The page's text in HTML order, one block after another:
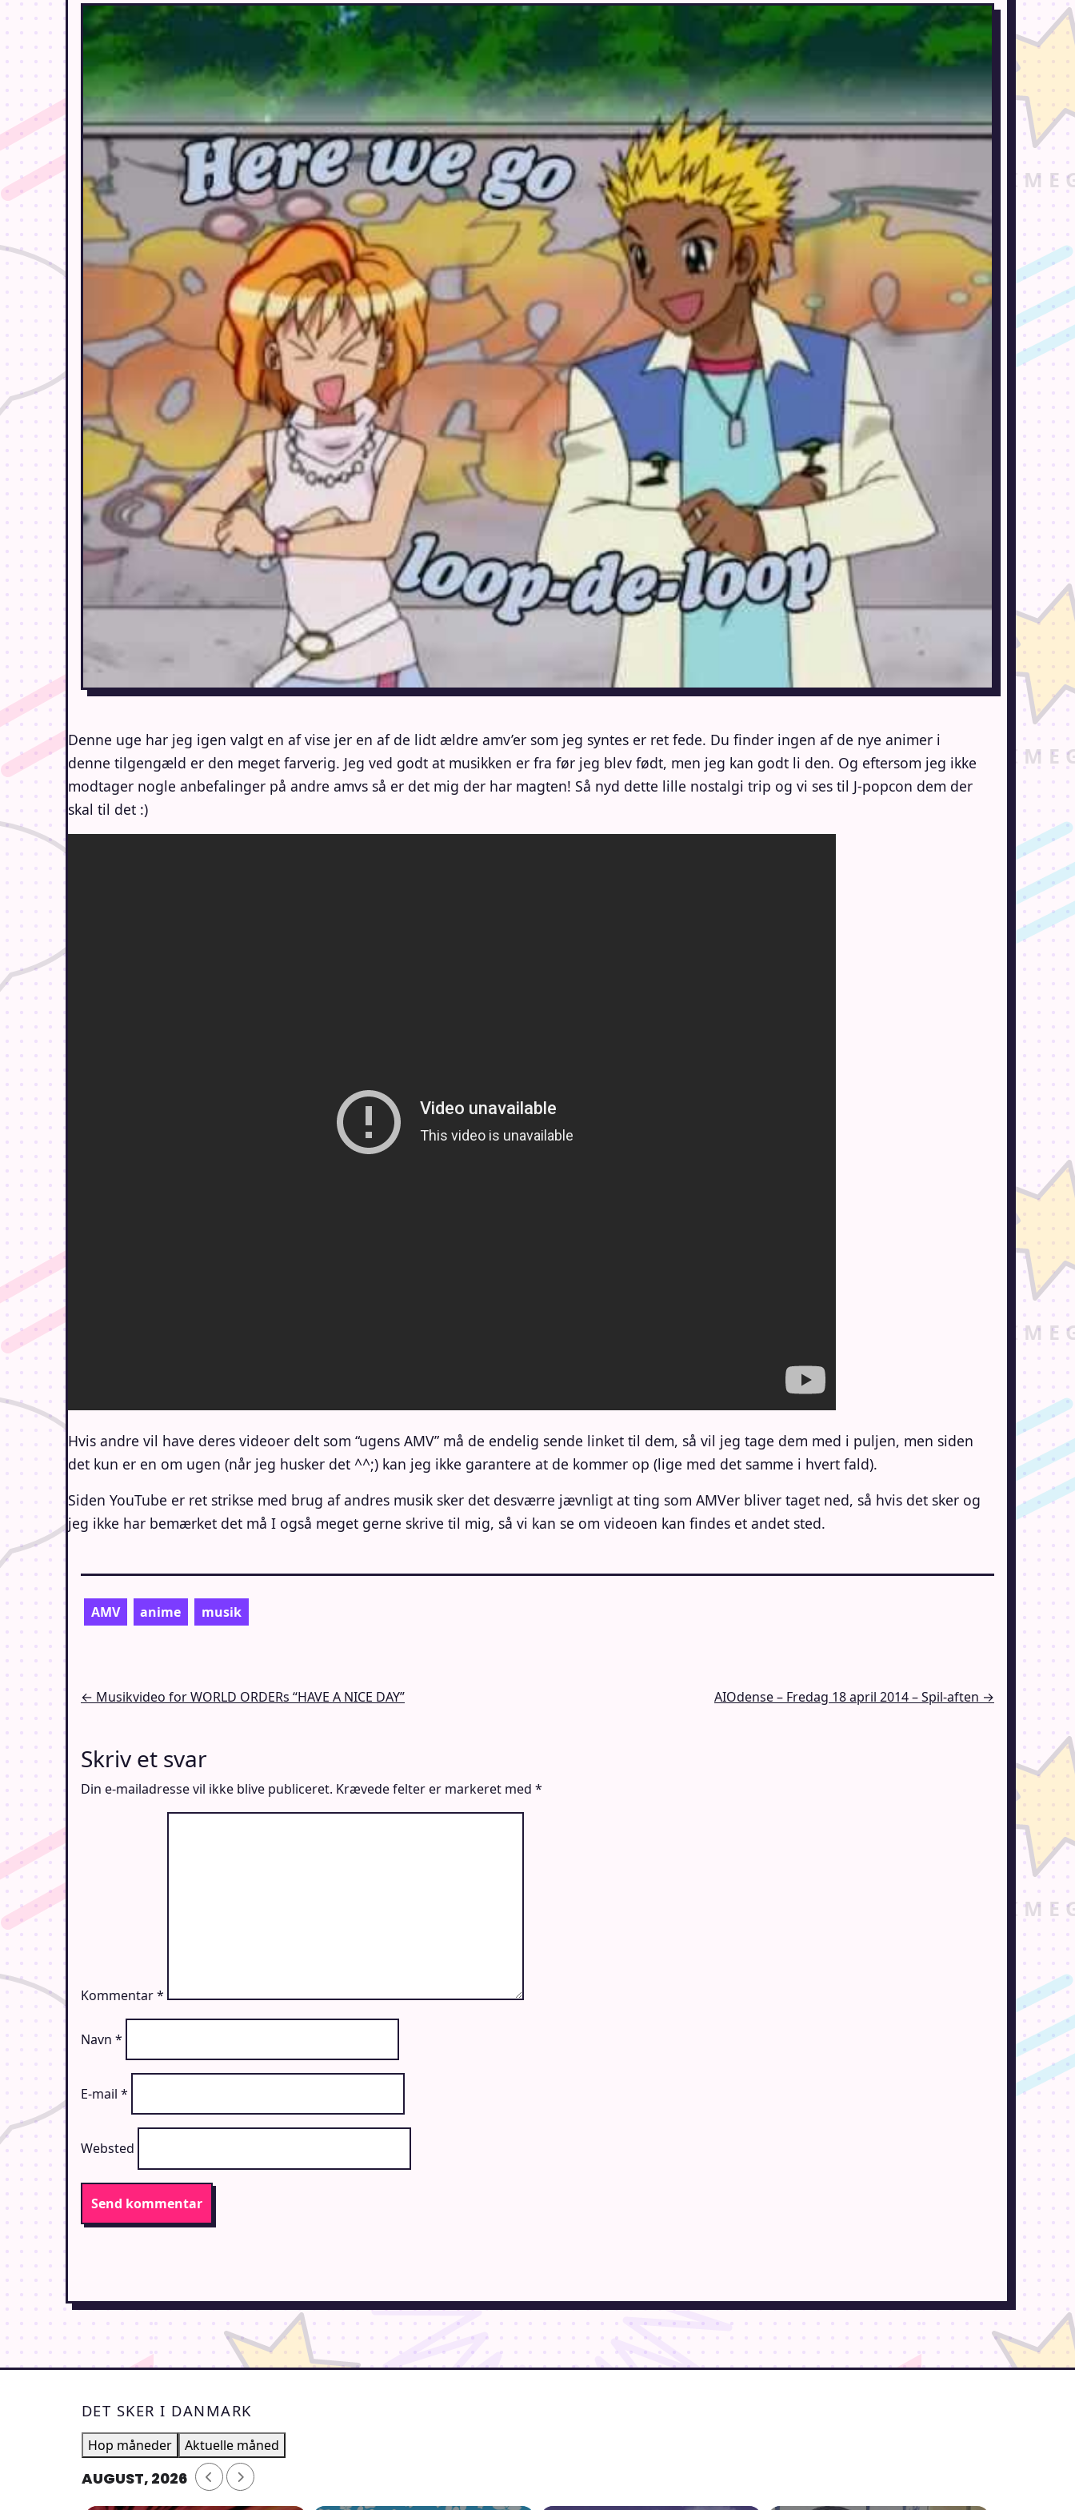
Denne uge har jeg igen valgt en af vise jer en af de lidt ældre amv’er som jeg syntes er ret fede. Du finder ingen af de nye animer i
denne tilgengæld er den meget farverig. Jeg ved godt at musikken er fra før jeg blev født, men jeg kan godt li den. Og eftersom jeg ikke
modtager nogle anbefalinger på andre amvs så er det mig der har magten! Så nyd dette lille nostalgi trip og vi ses til J-popcon dem der
skal til det :)
Hvis andre vil have deres videoer delt som “ugens AMV” må de endelig sende linket til dem, så vil jeg tage dem med i puljen, men siden
det kun er en om ugen (når jeg husker det ^^;) kan jeg ikke garantere at de kommer op (lige med det samme i hvert fald).
Siden YouTube er ret strikse med brug af andres musik sker det desværre jævnligt at ting som AMVer bliver taget ned, så hvis det sker og
jeg ikke har bemærket det må I også meget gerne skrive til mig, så vi kan se om videoen kan findes et andet sted.
AMV anime musik
Indlægsnavigation
← Musikvideo for WORLD ORDERs “HAVE A NICE DAY” AIOdense – Fredag 18 april 2014 – Spil-aften →
Skriv et svar
Din e-mailadresse vil ikke blive publiceret. Krævede felter er markeret med *
Kommentar*
Navn *
E-mail *
Websted
DET SKER I DANMARK
Hop måneder Aktuelle måned
AUGUST, 2026